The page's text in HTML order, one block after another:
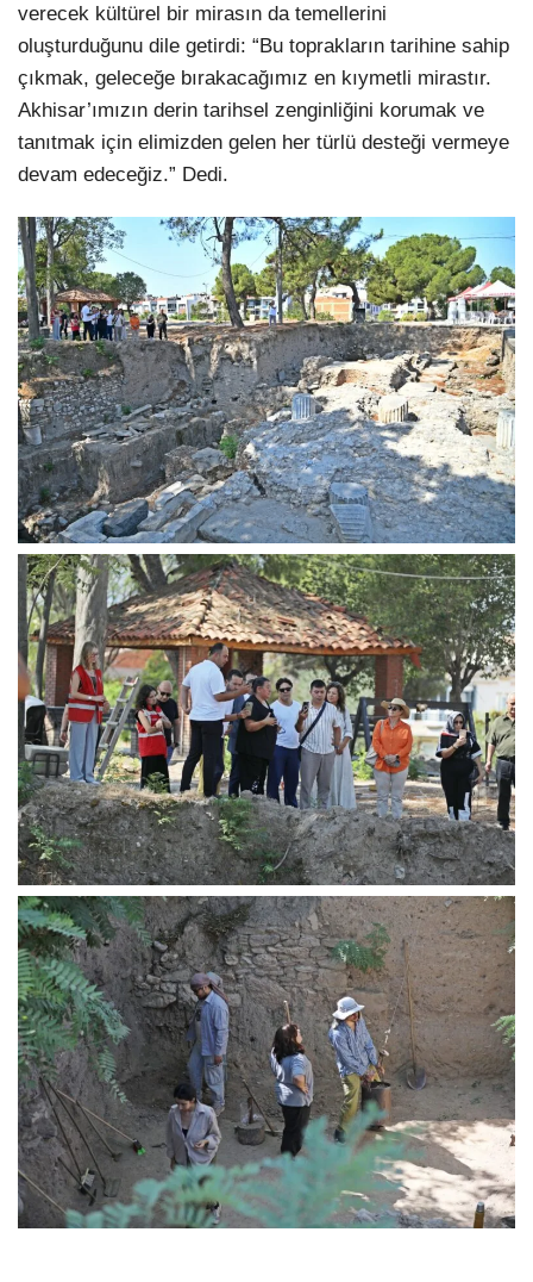
verecek kültürel bir mirasın da temellerini
oluşturduğunu dile getirdi: “Bu toprakların tarihine sahip
çıkmak, geleceğe bırakacağımız en kıymetli mirastır.
Akhisar’ımızın derin tarihsel zenginliğini korumak ve
tanıtmak için elimizden gelen her türlü desteği vermeye
devam edeceğiz.” Dedi.